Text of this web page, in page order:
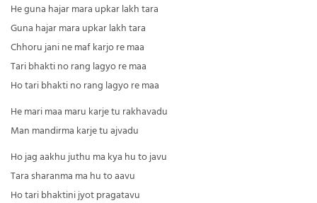
He guna hajar mara upkar lakh tara
Guna hajar mara upkar lakh tara
Chhoru jani ne maf karjo re maa
Tari bhakti no rang lagyo re maa
Ho tari bhakti no rang lagyo re maa
He mari maa maru karje tu rakhavadu
Man mandirma karje tu ajvadu
Ho jag aakhu juthu ma kya hu to javu
Tara sharanma ma hu to aavu
Ho tari bhaktini jyot pragatavu